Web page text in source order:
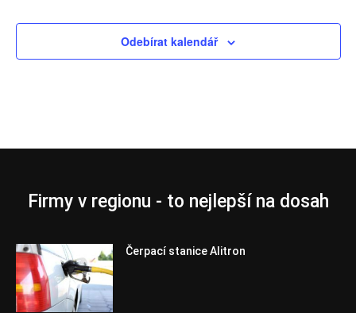
Odebírat kalendář
Firmy v regionu - to nejlepší na dosah
Čerpací stanice Alitron